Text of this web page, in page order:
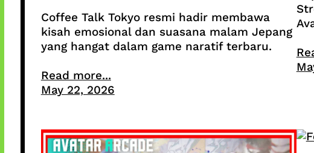
Coffee Talk Tokyo resmi hadir membawa
kisah emosional dan suasana malam Jepang
yang hangat dalam game naratif terbaru.
Read more...
May 22, 2026